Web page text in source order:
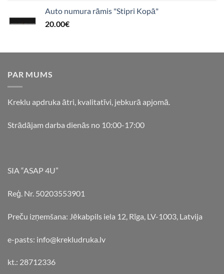
Auto numura rāmis "Stipri Kopā"
20.00€
PAR MUMS
Kreklu apdruka ātri, kvalitatīvi, jebkurā apjomā.
Strādājam darba dienās no 10:00-17:00
SIA “ASAP 4U”
Reģ. Nr. 50203553901
Preču izņemšana: Jēkabpils iela 12, Rīga, LV-1003, Latvija
e-pasts: info@krekludruka.lv
kt.: 28712336